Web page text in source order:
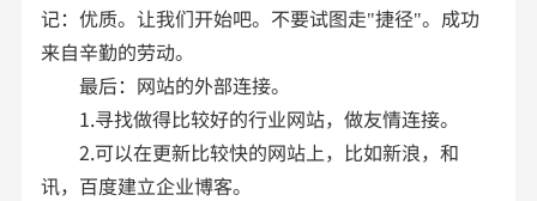
记：优质。让我们开始吧。不要试图走"捷径"。成功
来自辛勤的劳动。
最后：网站的外部连接。
1.寻找做得比较好的行业网站，做友情连接。
2.可以在更新比较快的网站上，比如新浪，和
讯，百度建立企业博客。